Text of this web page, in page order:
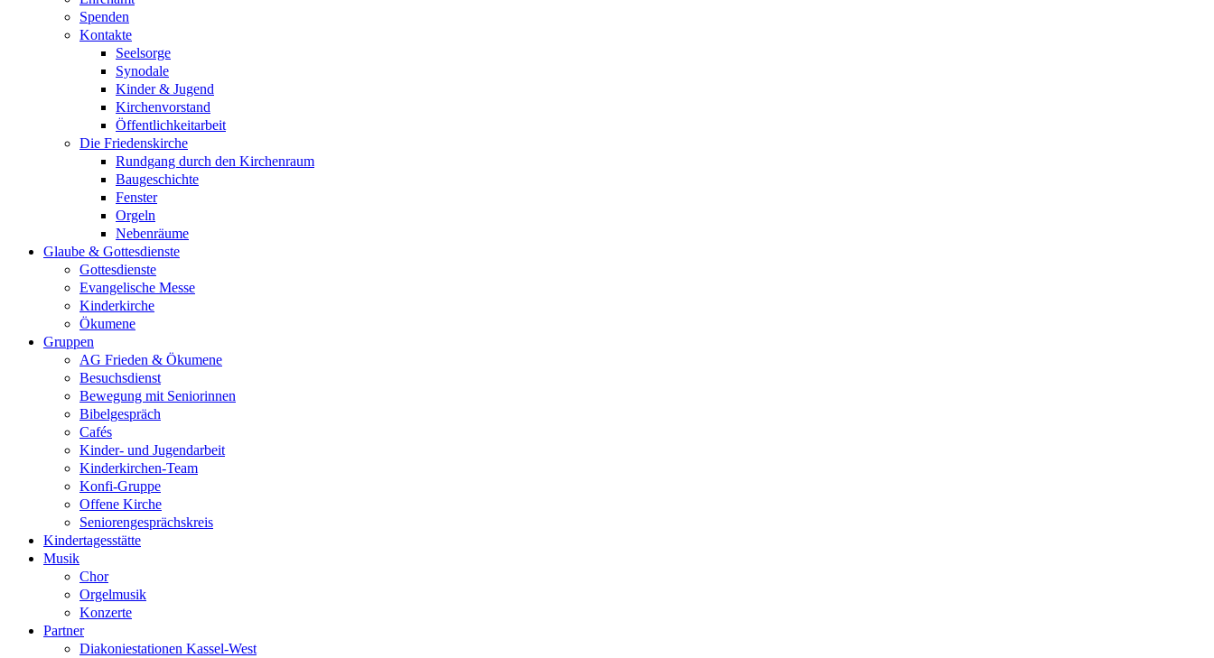
Spenden
Kontakte
Seelsorge
Synodale
Kinder & Jugend
Kirchenvorstand
Öffentlichkeitarbeit
Die Friedenskirche
Rundgang durch den Kirchenraum
Baugeschichte
Fenster
Orgeln
Nebenräume
Glaube & Gottesdienste
Gottesdienste
Evangelische Messe
Kinderkirche
Ökumene
Gruppen
AG Frieden & Ökumene
Besuchsdienst
Bewegung mit Seniorinnen
Bibelgespräch
Cafés
Kinder- und Jugendarbeit
Kinderkirchen-Team
Konfi-Gruppe
Offene Kirche
Seniorengesprächskreis
Kindertagesstätte
Musik
Chor
Orgelmusik
Konzerte
Partner
Diakoniestationen Kassel-West